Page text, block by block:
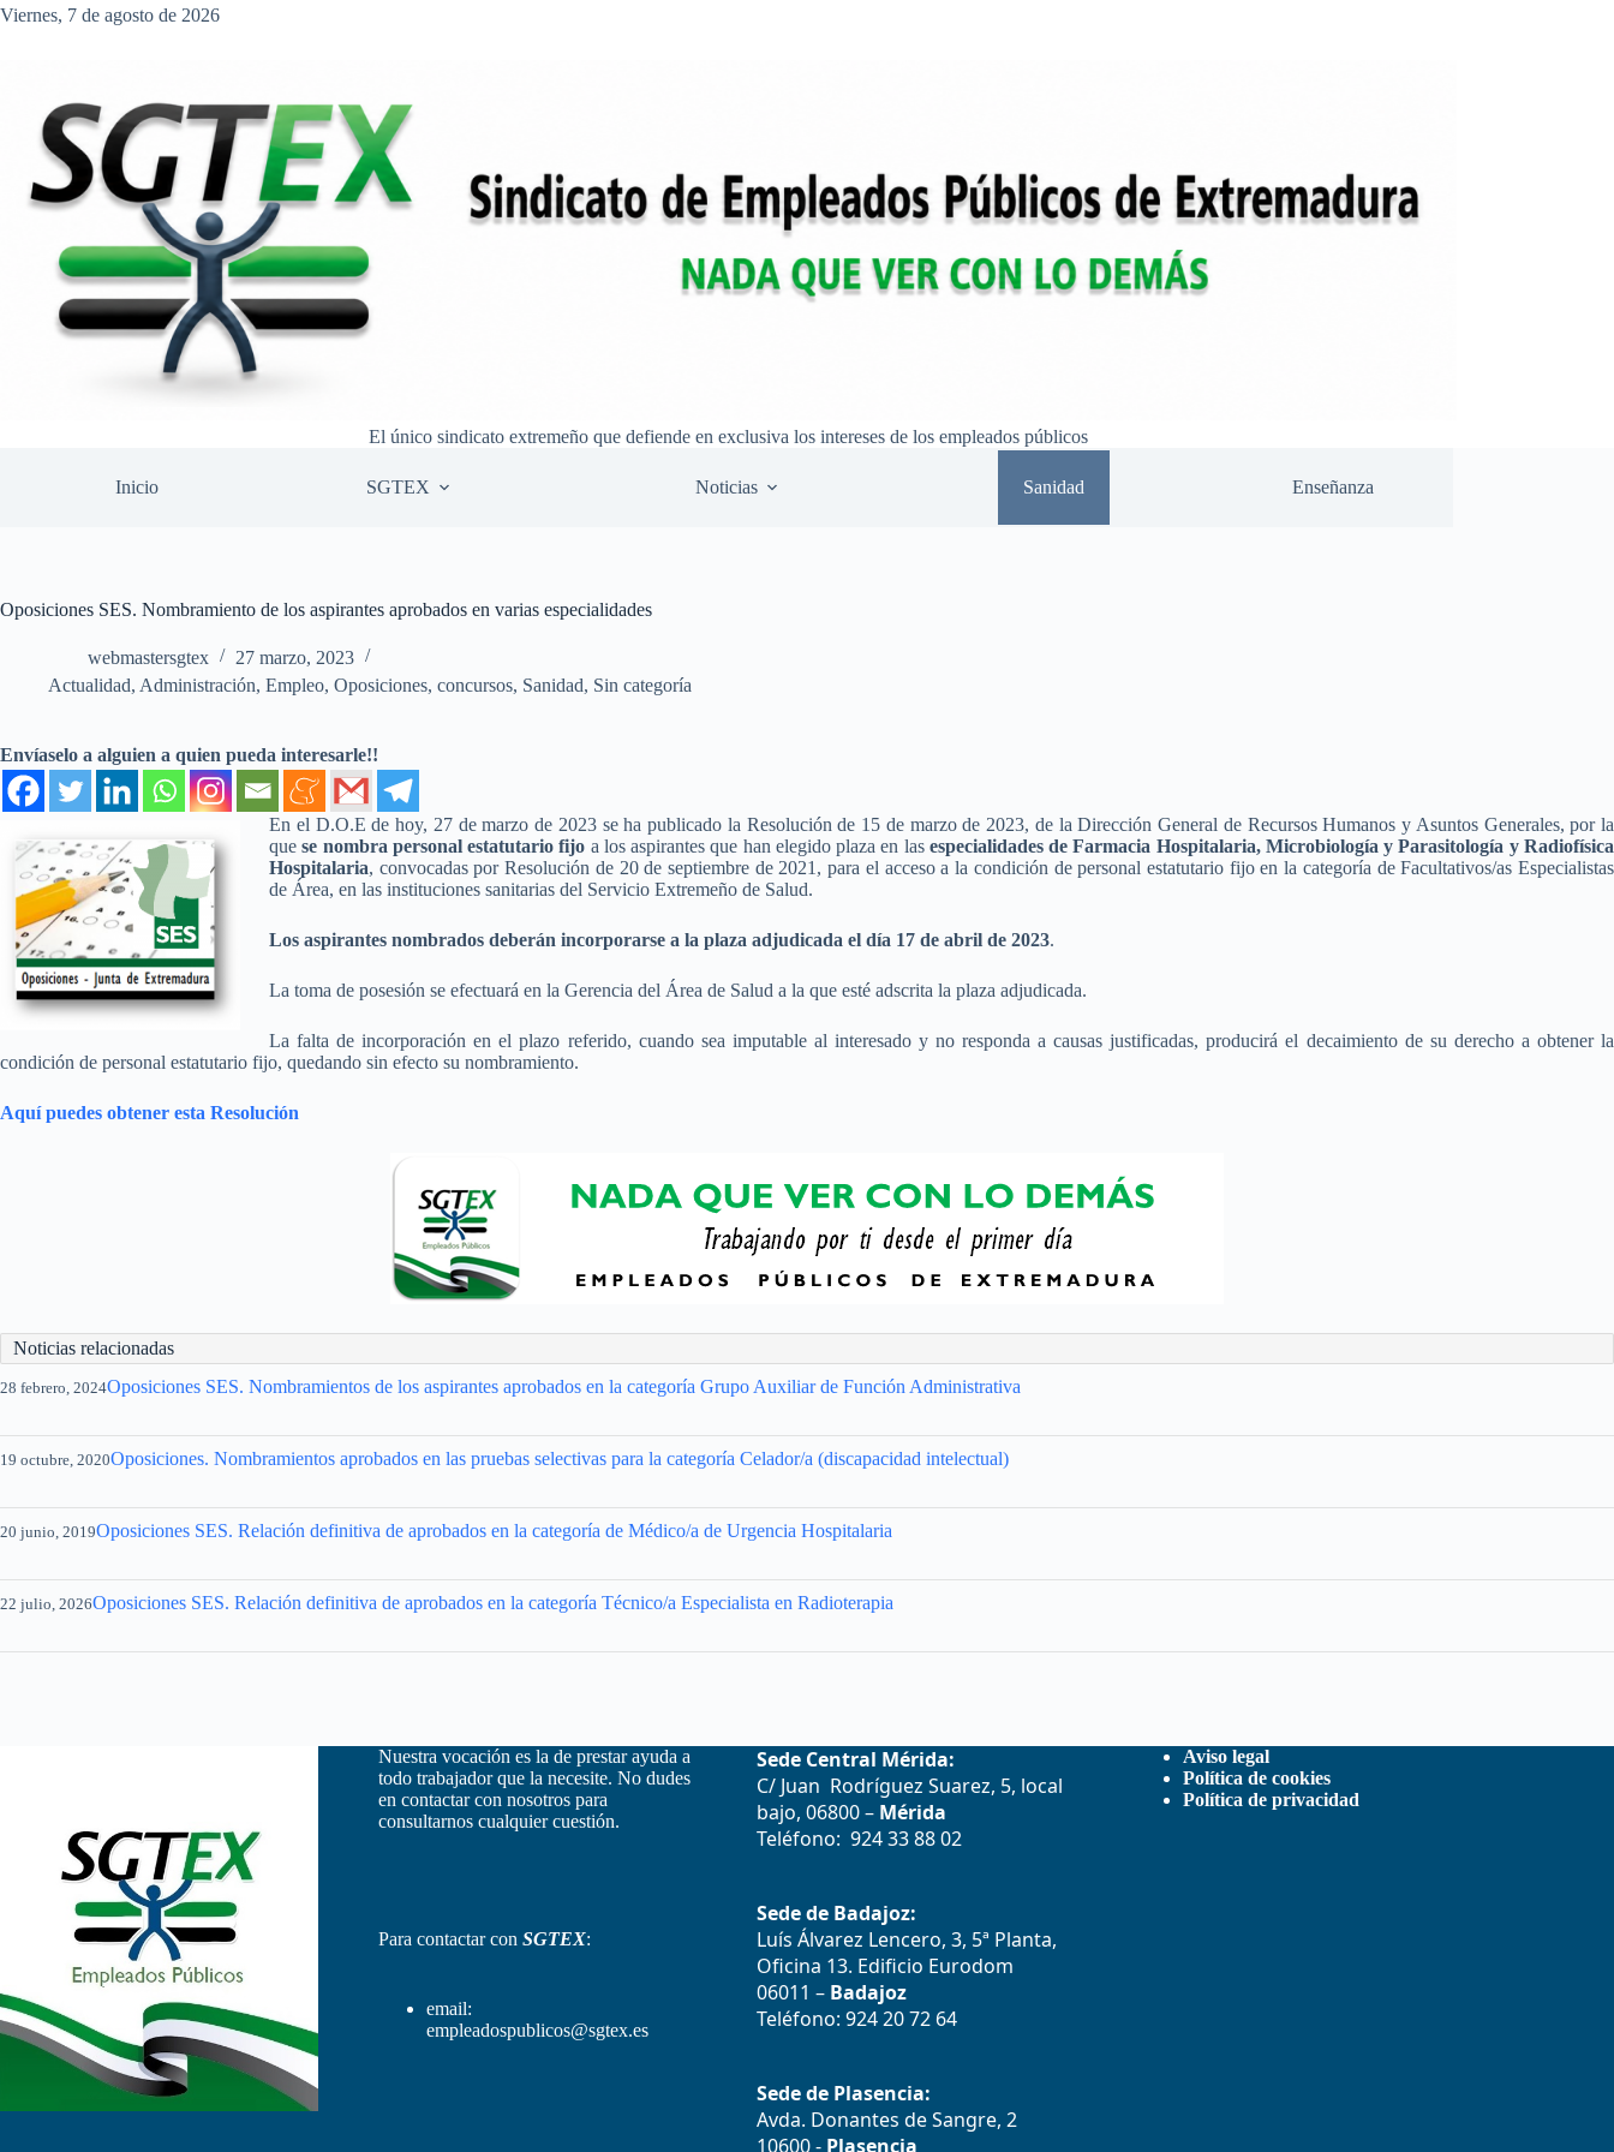
Saltar
Viernes, 7 de agosto de 2026
El único sindicato extremeño que defiende en exclusiva los intereses de los empleados públicos
Inicio SGTEX Noticias Sanidad Enseñanza
Oposiciones SES. Nombramiento de los aspirantes aprobados en varias especialidades
webmastersgtex
27 marzo, 2023
Actualidad, Administración, Empleo, Oposiciones, concursos, Sanidad, Sin categoría
Envíaselo a alguien a quien pueda interesarle!!
En el D.O.E de hoy, 27 de marzo de 2023 se ha publicado la Resolución de 15 de marzo de 2023, de la Dirección General de Recursos Humanos y Asuntos Generales, por la
quese nombra personal estatutario fijo a los aspirantes que han elegido plaza en lasespecialidades de Farmacia Hospitalaria, Microbiología y Parasitología y Radiofísica
Hospitalaria, convocadas por Resolución de 20 de septiembre de 2021, para el acceso a la condición de personal estatutario fijo en la categoría de Facultativos/as Especialistas
de Área, en las instituciones sanitarias del Servicio Extremeño de Salud.
Los aspirantes nombrados deberán incorporarse a la plaza adjudicada el día 17 de abril de 2023.
La toma de posesión se efectuará en la Gerencia del Área de Salud a la que esté adscrita la plaza adjudicada.
La falta de incorporación en el plazo referido, cuando sea imputable al interesado y no responda a causas justificadas, producirá el decaimiento de su derecho a obtener la
condición de personal estatutario fijo, quedando sin efecto su nombramiento.
Aquí puedes obtener esta Resolución
Noticias relacionadas
28 febrero, 2024Oposiciones SES. Nombramientos de los aspirantes aprobados en la categoría Grupo Auxiliar de Función Administrativa
19 octubre, 2020Oposiciones. Nombramientos aprobados en las pruebas selectivas para la categoría Celador/a (discapacidad intelectual)
20 junio, 2019Oposiciones SES. Relación definitiva de aprobados en la categoría de Médico/a de Urgencia Hospitalaria
22 julio, 2026Oposiciones SES. Relación definitiva de aprobados en la categoría Técnico/a Especialista en Radioterapia
Nuestra vocación es la de prestar ayuda a
todo trabajador que la necesite. No dudes
en contactar con nosotros para
consultarnos cualquier cuestión.
Para contactar con SGTEX:
email:
empleadospublicos@sgtex.es
Sede Central Mérida:
C/ Juan Rodríguez Suarez, 5, local
bajo, 06800 – Mérida
Teléfono: 924 33 88 02
Sede de Badajoz:
Luís Álvarez Lencero, 3, 5ª Planta,
Oficina 13. Edificio Eurodom
06011 – Badajoz
Teléfono: 924 20 72 64
Sede de Plasencia:
Avda. Donantes de Sangre, 2
10600 -Plasencia
Aviso legal
Política de cookies
Política de privacidad